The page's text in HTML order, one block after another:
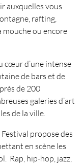
auxquelles vous
rafting,
mouche ou encore
cœur d’une intense
de bars et de
de 200
galeries d’art
de la ville.
propose des
en scène les
Rap, hip-hop, jazz,